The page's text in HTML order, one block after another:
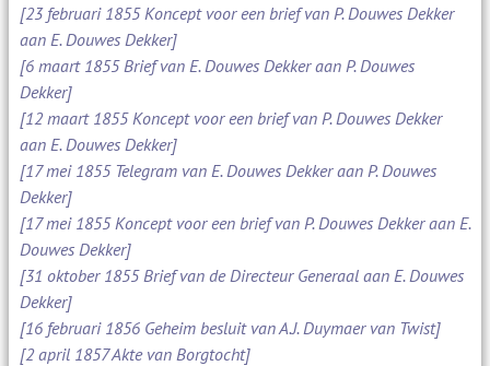
[23 februari 1855 Koncept voor een brief van P. Douwes Dekker
aan E. Douwes Dekker]
[6 maart 1855 Brief van E. Douwes Dekker aan P. Douwes
Dekker]
[12 maart 1855 Koncept voor een brief van P. Douwes Dekker
aan E. Douwes Dekker]
[17 mei 1855 Telegram van E. Douwes Dekker aan P. Douwes
Dekker]
[17 mei 1855 Koncept voor een brief van P. Douwes Dekker aan E.
Douwes Dekker]
[31 oktober 1855 Brief van de Directeur Generaal aan E. Douwes
Dekker]
[16 februari 1856 Geheim besluit van A.J. Duymaer van Twist]
[2 april 1857 Akte van Borgtocht]